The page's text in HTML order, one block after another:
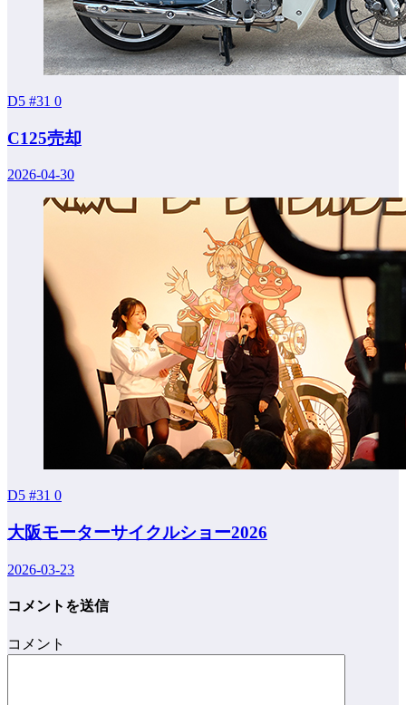
D5 #31 0
C125売却
2026-04-30
D5 #31 0
大阪モーターサイクルショー2026
2026-03-23
コメントを送信
コメント